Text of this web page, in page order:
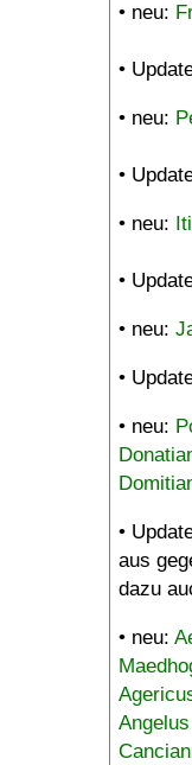
• neu:
•
• neu:
•
• neu:
•
• neu:
•
• neu:
•
aus
dazu
• neu: